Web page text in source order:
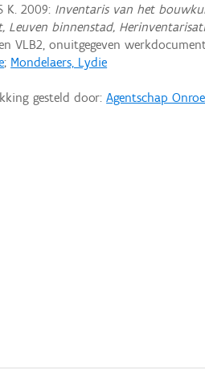
K. 2009: Inventaris van het
Leuven binnenstad,
VLB2, onuitgegeven
; Mondelaers, Lydie
gesteld door:Agentschap